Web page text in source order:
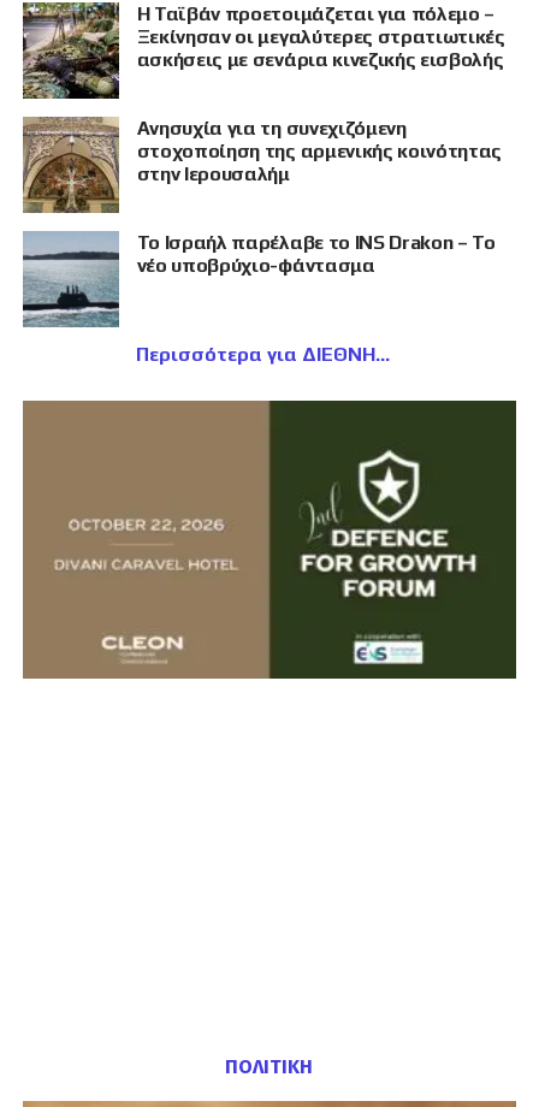
Η Ταϊβάν προετοιμάζεται για πόλεμο –
Ξεκίνησαν οι μεγαλύτερες στρατιωτικές
ασκήσεις με σενάρια κινεζικής εισβολής
Ανησυχία για τη συνεχιζόμενη
στοχοποίηση της αρμενικής κοινότητας
στην Ιερουσαλήμ
Το Ισραήλ παρέλαβε το INS Drakon – Το
νέο υποβρύχιο-φάντασμα
Περισσότερα για ΔΙΕΘΝΗ
ΠΟΛΙΤΙΚΗ